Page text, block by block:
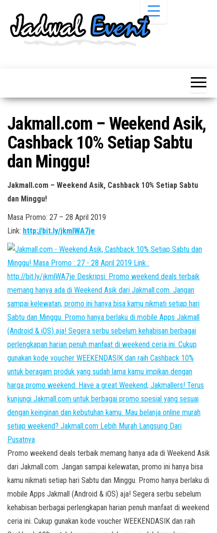
Pameran,
Acara &
Promo
Terbaru
Pameran,
Bazaar,
Workshop,
Job Fair,
Lomba dll.
Jakmall.com – Weekend Asik,
Cashback 10% Setiap Sabtu
dan Minggu!
Jakmall.com – Weekend Asik, Cashback 10% Setiap Sabtu
dan Minggu!
Masa Promo: 27 – 28 April 2019
Link: http://bit.ly/jkmlWA7je
Promo weekend deals terbaik memang hanya ada di Weekend Asik
dari Jakmall.com. Jangan sampai kelewatan, promo ini hanya bisa
kamu nikmati setiap hari Sabtu dan Minggu. Promo hanya berlaku di
mobile Apps Jakmall (Android & iOS) aja! Segera serbu sebelum
kehabisan berbagai perlengkapan harian penuh manfaat di weekend
ceria ini. Cukup gunakan kode voucher WEEKENDASIK dan raih